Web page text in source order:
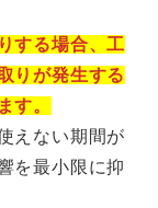
する場合、工
りが発生する
す。
えない期間が
を最小限に抑